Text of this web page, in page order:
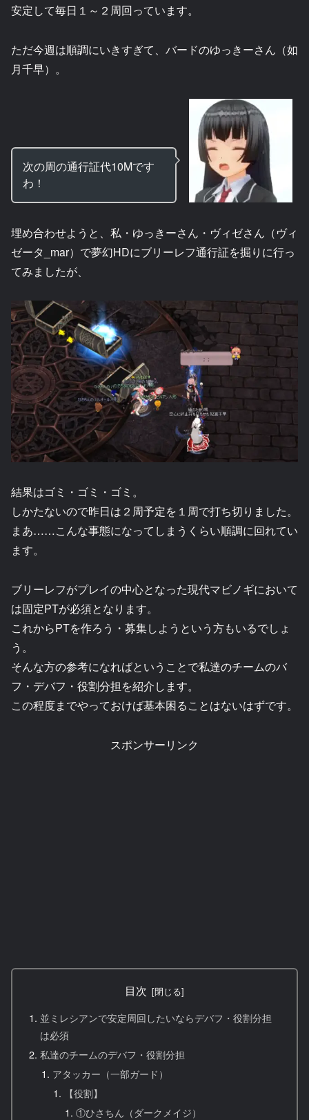
安定して毎日１～２周回っています。
ただ今週は順調にいきすぎて、バードのゆっきーさん（如
月千早）。
次の周の通行証代10Mです
わ！
埋め合わせようと、私・ゆっきーさん・ヴィゼさん（ヴィ
ゼータ_mar）で夢幻HDにブリーレフ通行証を掘りに行っ
てみましたが、
結果はゴミ・ゴミ・ゴミ。
しかたないので昨日は２周予定を１周で打ち切りました。
まあ……こんな事態になってしまうくらい順調に回れてい
ます。
ブリーレフがプレイの中心となった現代マビノギにおいて
は固定PTが必須となります。
これからPTを作ろう・募集しようという方もいるでしょ
う。
そんな方の参考になればということで私達のチームのバ
フ・デバフ・役割分担を紹介します。
この程度までやっておけば基本困ることはないはずです。
スポンサーリンク
目次
並ミレシアンで安定周回したいならデバフ・役割分担
は必須
私達のチームのデバフ・役割分担
アタッカー（一部ガード）
【役割】
①ひさちん（ダークメイジ）